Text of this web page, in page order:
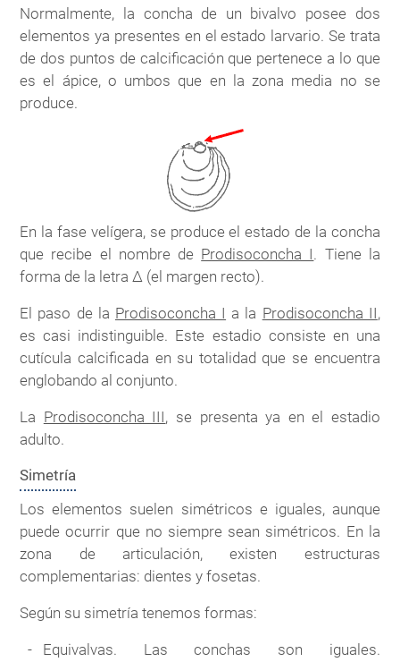
Normalmente, la concha de un bivalvo posee dos
elementos ya presentes en el estado larvario. Se trata
de dos puntos de calcificación que pertenece a lo que
es el ápice, o umbos que en la zona media no se
produce.
En la fase velígera, se produce el estado de la concha
que recibe el nombre de Prodisoconcha I. Tiene la
forma de la letra Δ (el margen recto).
El paso de la Prodisoconcha I a la Prodisoconcha II,
es casi indistinguible. Este estadio consiste en una
cutícula calcificada en su totalidad que se encuentra
englobando al conjunto.
La Prodisoconcha III, se presenta ya en el estadio
adulto.
Simetría
Los elementos suelen simétricos e iguales, aunque
puede ocurrir que no siempre sean simétricos. En la
zona de articulación, existen estructuras
complementarias: dientes y fosetas.
Según su simetría tenemos formas:
Equivalvas. Las conchas son iguales.